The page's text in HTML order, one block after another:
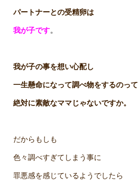
パートナーとの受精卵は
我が子です。
我が子の事を想い心配し
一生懸命になって調べ物をするのって
絶対に素敵なママじゃないですか。
だからもしも
色々調べすぎてしまう事に
罪悪感を感じているようでしたら